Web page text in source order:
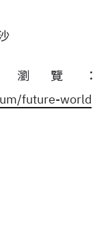
覽：
future-world